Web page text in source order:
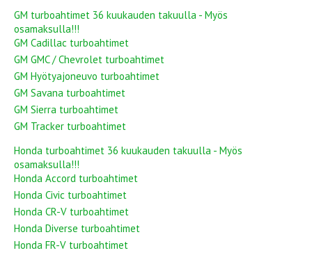
GM turboahtimet 36 kuukauden takuulla - Myös
osamaksulla!!!
GM Cadillac turboahtimet
GM GMC / Chevrolet turboahtimet
GM Hyötyajoneuvo turboahtimet
GM Savana turboahtimet
GM Sierra turboahtimet
GM Tracker turboahtimet
Honda turboahtimet 36 kuukauden takuulla - Myös
osamaksulla!!!
Honda Accord turboahtimet
Honda Civic turboahtimet
Honda CR-V turboahtimet
Honda Diverse turboahtimet
Honda FR-V turboahtimet